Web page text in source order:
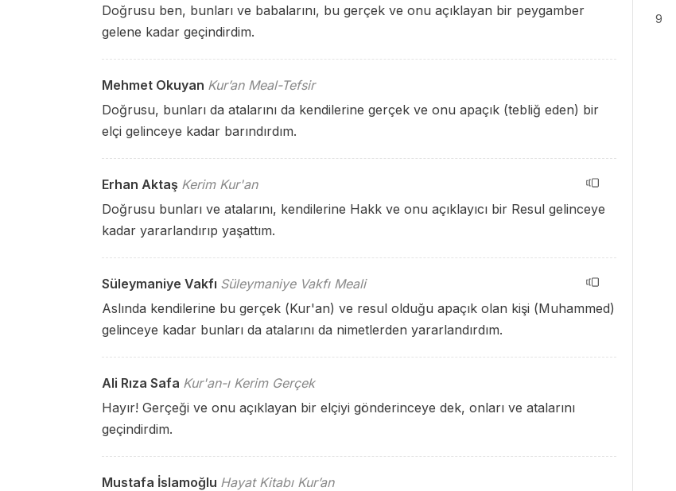
Doğrusu ben, bunları ve babalarını, bu gerçek ve onu açıklayan bir peygamber
gelene kadar geçindirdim.
Mehmet Okuyan Kur’an Meal-Tefsir
Doğrusu, bunları da atalarını da kendilerine gerçek ve onu apaçık (tebliğ eden) bir
elçi gelinceye kadar barındırdım.
Erhan Aktaş Kerim Kur'an
Doğrusu bunları ve atalarını, kendilerine Hakk ve onu açıklayıcı bir Resul gelinceye
kadar yararlandırıp yaşattım.
Süleymaniye Vakfı Süleymaniye Vakfı Meali
Aslında kendilerine bu gerçek (Kur'an) ve resul olduğu apaçık olan kişi (Muhammed)
gelinceye kadar bunları da atalarını da nimetlerden yararlandırdım.
Ali Rıza Safa Kur'an-ı Kerim Gerçek
Hayır! Gerçeği ve onu açıklayan bir elçiyi gönderinceye dek, onları ve atalarını
geçindirdim.
Mustafa İslamoğlu Hayat Kitabı Kur’an
9